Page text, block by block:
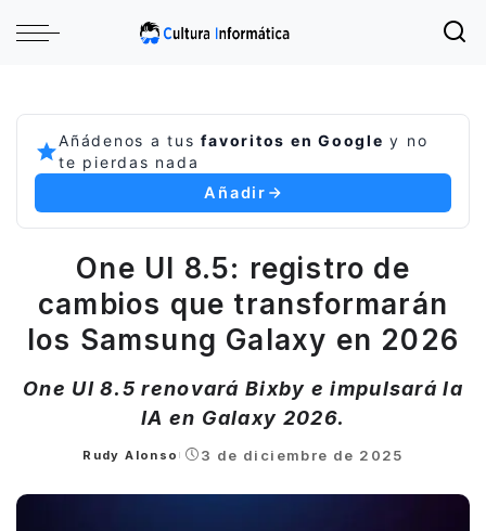
Añádenos a tusfavoritos en Google y no
te pierdas nada
Añadir
One UI 8.5: registro de
cambios que transformarán
los Samsung Galaxy en 2026
One UI 8.5 renovará Bixby e impulsará la
IA en Galaxy 2026.
Posted
Rudy Alonso 3 de diciembre de 2025